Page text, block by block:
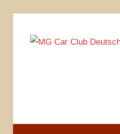
Inhalt